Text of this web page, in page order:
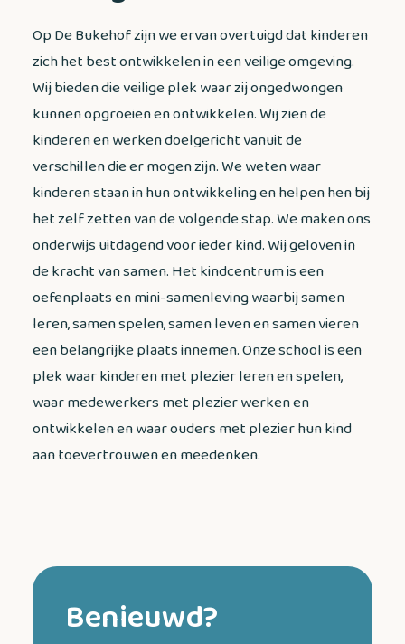
Op De Bukehof zijn we ervan overtuigd dat kinderen
zich het best ontwikkelen in een veilige omgeving.
Wij bieden die veilige plek waar zij ongedwongen
kunnen opgroeien en ontwikkelen. Wij zien de
kinderen en werken doelgericht vanuit de
verschillen die er mogen zijn. We weten waar
kinderen staan in hun ontwikkeling en helpen hen bij
het zelf zetten van de volgende stap. We maken ons
onderwijs uitdagend voor ieder kind. Wij geloven in
de kracht van samen. Het kindcentrum is een
oefenplaats en mini-samenleving waarbij samen
leren, samen spelen, samen leven en samen vieren
een belangrijke plaats innemen. Onze school is een
plek waar kinderen met plezier leren en spelen,
waar medewerkers met plezier werken en
ontwikkelen en waar ouders met plezier hun kind
aan toevertrouwen en meedenken.
Benieuwd?